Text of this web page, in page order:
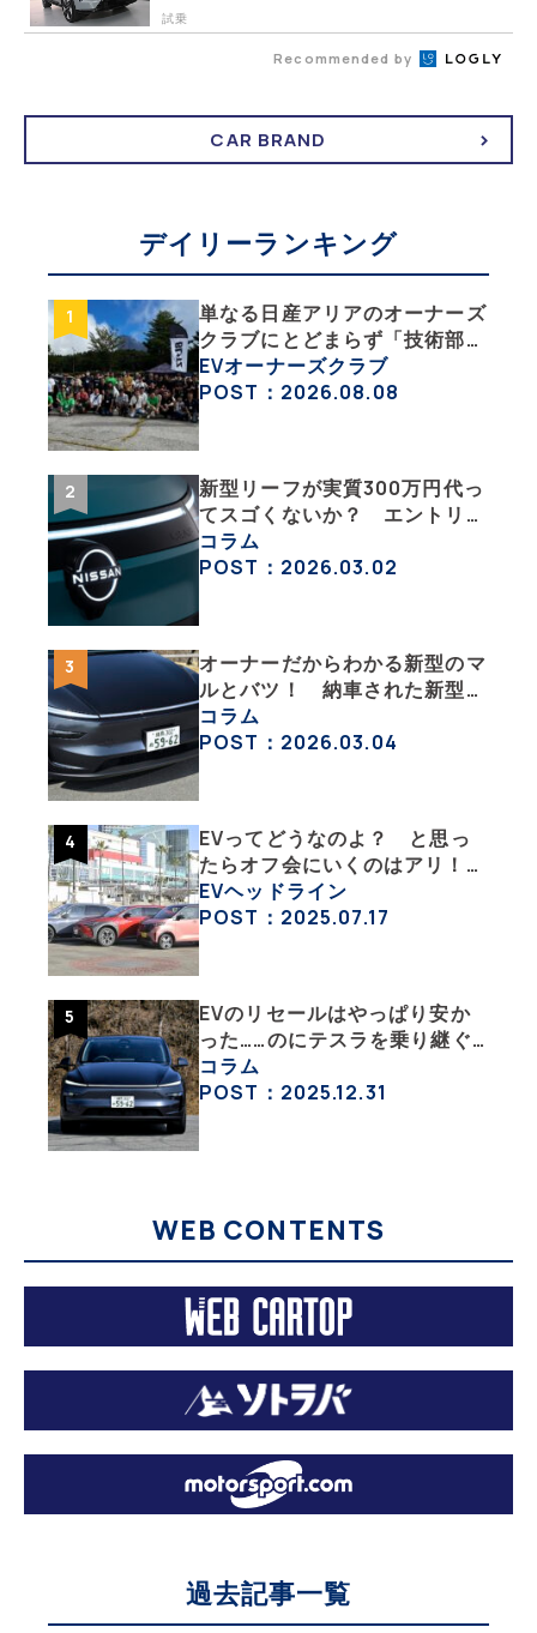
試乗
Recommended by
CAR BRAND
デイリーランキング
単なる日産アリアのオーナーズ
クラブにとどまらず「技術部」
「バイク部」「釣り部」など多
彩な趣味人集合体がAOCJ【
EVオーナーズクラブ
POST：2026.08.08
新型リーフが実質300万円代っ
てスゴくないか？ エントリー
グレード「B5」の中身を詳細
チェックした
コラム
POST：2026.03.02
オーナーだからわかる新型のマ
ルとバツ！ 納車された新型を
旧型モデルＹと細部まで比べて
みた【テスラ沼にはまった大学
コラム
POST：2026.03.04
EVってどうなのよ？ と思っ
たらオフ会にいくのはアリ！
エンジン車とはまた違うハード
ル低めなEVオフ会の中身
EVヘッドライン
POST：2025.07.17
EVのリセールはやっぱり安か
った……のにテスラを乗り継ぐ
ってどういうこと？ 【テスラ
沼にはまった大学教授のEV生
コラム
POST：2025.12.31
WEB CONTENTS
過去記事一覧